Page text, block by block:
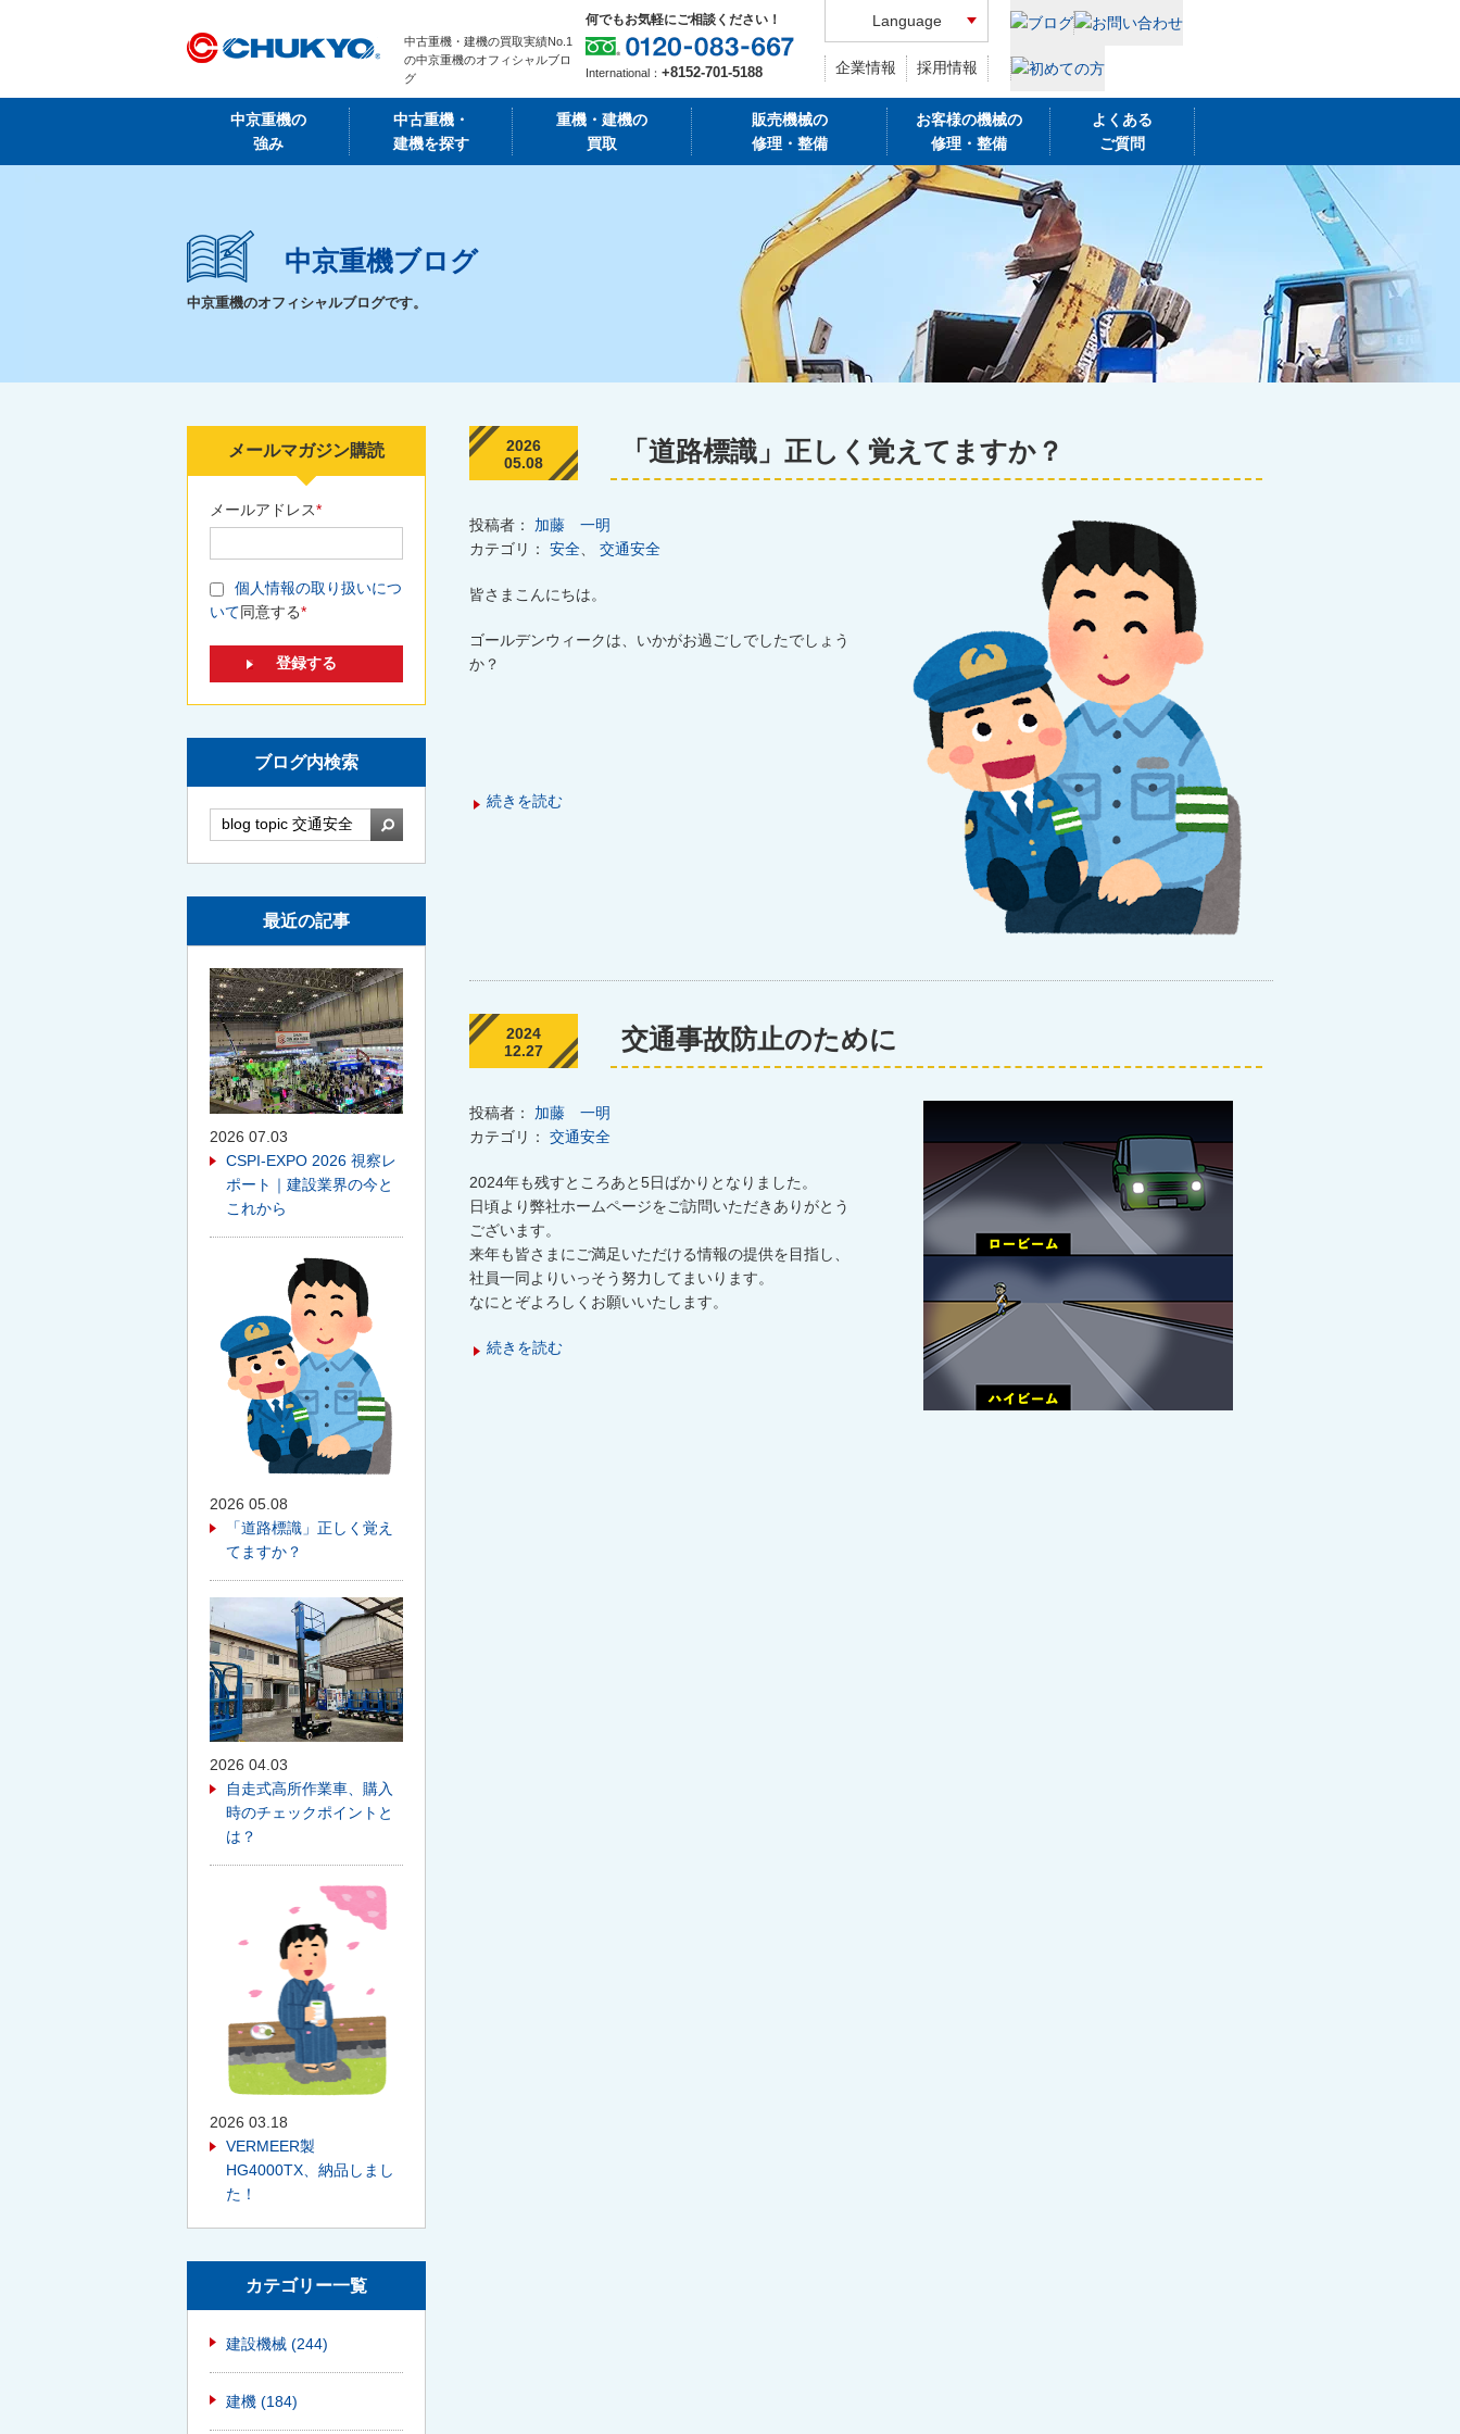
中古重機・建機の買取実績No.1
の中京重機のオフィシャルブロ
グ
何でもお気軽にご相談ください！
International： +8152-701-5188
Language
企業情報 採用情報
中京重機の
強み
中古重機・
建機を探す
重機・建機の
買取
販売機械の
修理・整備
お客様の機械の
修理・整備
よくある
ご質問
中京重機ブログ
中京重機のオフィシャルブログです。
2026
05.08
「道路標識」正しく覚えてますか？
投稿者： 加藤 一明
カテゴリ： 安全 交通安全
皆さまこんにちは。
ゴールデンウィークは、いかがお過ごしでしたでしょう
か？
続きを読む
2024
12.27
交通事故防止のために
投稿者： 加藤 一明
カテゴリ： 交通安全
2024年も残すところあと5日ばかりとなりました。
日頃より弊社ホームページをご訪問いただきありがとう
ございます。
来年も皆さまにご満足いただける情報の提供を目指し、
社員一同よりいっそう努力してまいります。
なにとぞよろしくお願いいたします。
続きを読む
メールマガジン購読
メールアドレス*
個人情報の取り扱いにつ
いて同意する*
ブログ内検索
検索
最近の記事
2026 07.03
CSPI-EXPO 2026 視察レ
ポート｜建設業界の今と
これから
2026 05.08
「道路標識」正しく覚え
てますか？
2026 04.03
自走式高所作業車、購入
時のチェックポイントと
は？
2026 03.18
VERMEER製
HG4000TX、納品しまし
た！
カテゴリー一覧
建設機械 (244)
建機 (184)